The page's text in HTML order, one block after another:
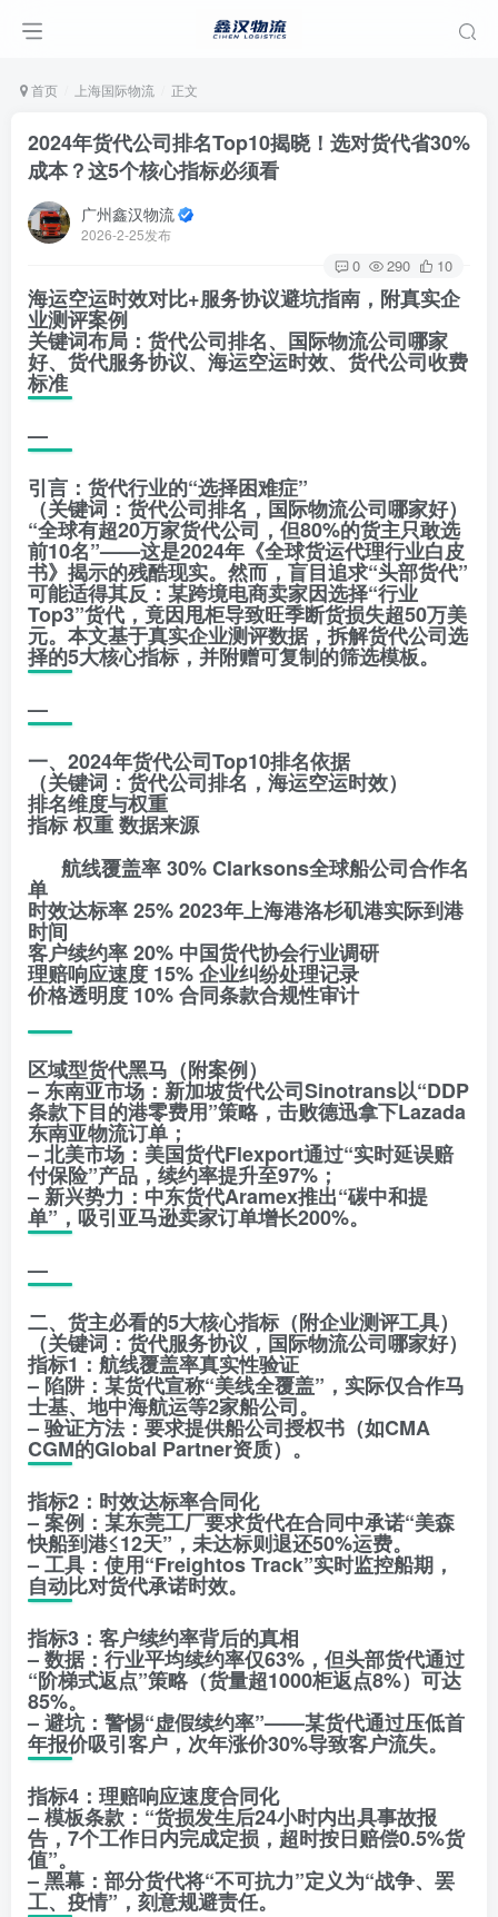
首页 上海国际物流 正文
2024年货代公司排名Top10揭晓！选对货代省30%
成本？这5个核心指标必须看
广州鑫汉物流
2026-2-25发布
0 290 10
海运空运时效对比+服务协议避坑指南，附真实企
业测评案例
关键词布局：货代公司排名、国际物流公司哪家
好、货代服务协议、海运空运时效、货代公司收费
标准
—
引言：货代行业的“选择困难症”
（关键词：货代公司排名，国际物流公司哪家好）
“全球有超20万家货代公司，但80%的货主只敢选
前10名”——这是2024年《全球货运代理行业白皮
书》揭示的残酷现实。然而，盲目追求“头部货代”
可能适得其反：某跨境电商卖家因选择“行业
Top3”货代，竟因甩柜导致旺季断货损失超50万美
元。本文基于真实企业测评数据，拆解货代公司选
择的5大核心指标，并附赠可复制的筛选模板。
—
一、2024年货代公司Top10排名依据
（关键词：货代公司排名，海运空运时效）
排名维度与权重
指标 权重 数据来源
航线覆盖率 30% Clarksons全球船公司合作名
单
时效达标率 25% 2023年上海港洛杉矶港实际到港
时间
客户续约率 20% 中国货代协会行业调研
理赔响应速度 15% 企业纠纷处理记录
价格透明度 10% 合同条款合规性审计
区域型货代黑马（附案例）
– 东南亚市场：新加坡货代公司Sinotrans以“DDP
条款下目的港零费用”策略，击败德迅拿下Lazada
东南亚物流订单；
– 北美市场：美国货代Flexport通过“实时延误赔
付保险”产品，续约率提升至97%；
– 新兴势力：中东货代Aramex推出“碳中和提
单”，吸引亚马逊卖家订单增长200%。
—
二、货主必看的5大核心指标（附企业测评工具）
（关键词：货代服务协议，国际物流公司哪家好）
指标1：航线覆盖率真实性验证
– 陷阱：某货代宣称“美线全覆盖”，实际仅合作马
士基、地中海航运等2家船公司。
– 验证方法：要求提供船公司授权书（如CMA
CGM的Global Partner资质）。
指标2：时效达标率合同化
– 案例：某东莞工厂要求货代在合同中承诺“美森
快船到港≤12天”，未达标则退还50%运费。
– 工具：使用“Freightos Track”实时监控船期，
自动比对货代承诺时效。
指标3：客户续约率背后的真相
– 数据：行业平均续约率仅63%，但头部货代通过
“阶梯式返点”策略（货量超1000柜返点8%）可达
85%。
– 避坑：警惕“虚假续约率”——某货代通过压低首
年报价吸引客户，次年涨价30%导致客户流失。
指标4：理赔响应速度合同化
– 模板条款：“货损发生后24小时内出具事故报
告，7个工作日内完成定损，超时按日赔偿0.5%货
值”。
– 黑幕：部分货代将“不可抗力”定义为“战争、罢
工、疫情”，刻意规避责任。